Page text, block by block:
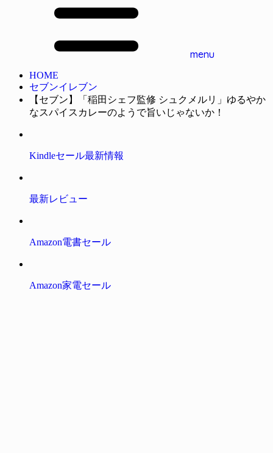
menu
HOME
セブンイレブン
【セブン】「稲田シェフ監修 シュクメルリ」ゆるやか
なスパイスカレーのようで旨いじゃないか！
Kindleセール最新情報
最新レビュー
Amazon電書セール
Amazon家電セール